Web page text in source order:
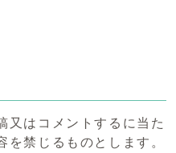
又はコメントするに当た
を禁じるものとします。